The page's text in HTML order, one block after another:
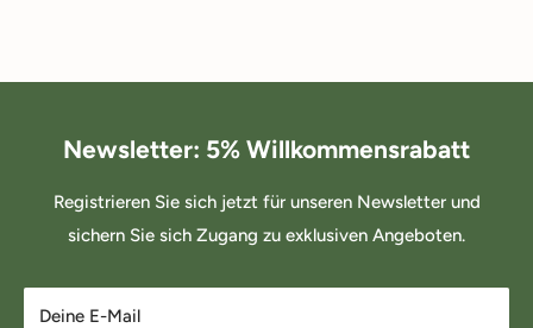
Newsletter: 5% Willkommensrabatt
Registrieren Sie sich jetzt für unseren Newsletter und
sichern Sie sich Zugang zu exklusiven Angeboten.
Deine E-Mail